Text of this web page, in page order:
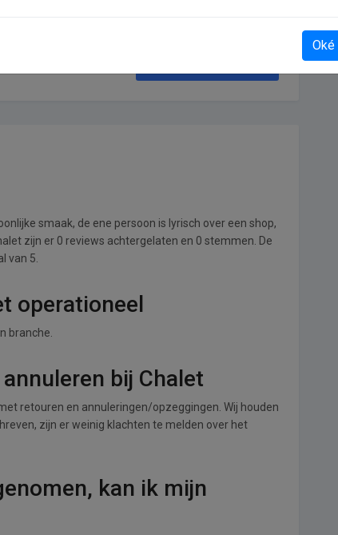
smaak, de ene persoon is lyrisch over een shop,
zijn er 0 reviews achtergelaten en 0 stemmen. De
van 5.
operationeel
branche.
bij Chalet
retouren en annuleringen/opzeggingen. Wij houden
zijn er weinig klachten te melden over het
kan ik mijn
Oké